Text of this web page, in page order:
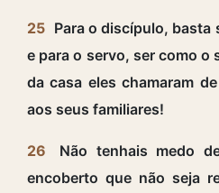
25 Para o discípulo, basta
e para o servo, ser como o
da casa eles chamaram
aos seus familiares!
26
Não tenhais medo
encoberto que não seja